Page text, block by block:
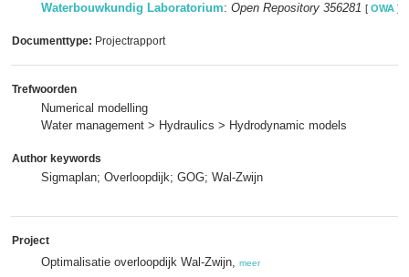
Waterbouwkundig Laboratorium: Open Repository 356281 [ OWA ]
Documenttype: Projectrapport
Trefwoorden
Numerical modelling
Water management > Hydraulics > Hydrodynamic models
Author keywords
Sigmaplan; Overloopdijk; GOG; Wal-Zwijn
Project
Optimalisatie overloopdijk Wal-Zwijn, meer